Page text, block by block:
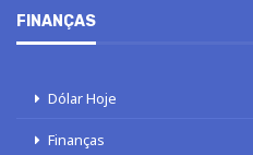
FINANÇAS
Dólar Hoje
Finanças